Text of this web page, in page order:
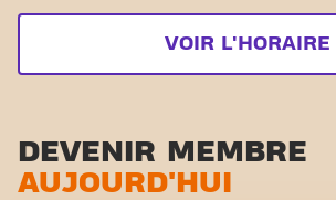
VOIR L'HORAIRE
DEVENIR MEMBRE
AUJOURD'HUI